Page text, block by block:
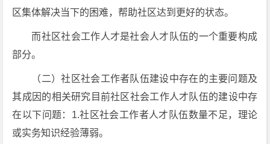
区集体解决当下的困难，帮助社区达到更好的状态。
而社区社会工作人才是社会人才队伍的一个重要构成
部分。
（二）社区社会工作者队伍建设中存在的主要问题及
其成因的相关研究目前社区社会工作人才队伍的建设中存
在以下问题：1.社区社会工作者人才队伍数量不足，理论
或实务知识经验薄弱。